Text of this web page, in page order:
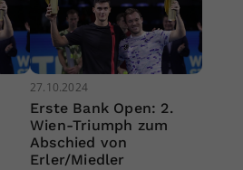
27.10.2024
Erste Bank Open: 2.
Wien-Triumph zum
Abschied von
Erler/Miedler